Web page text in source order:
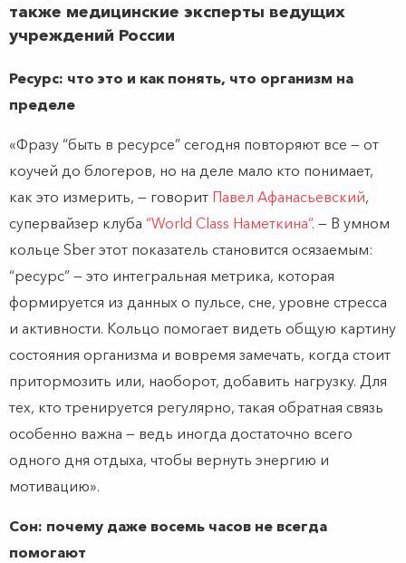
также медицинские эксперты ведущих
учреждений России
Ресурс: что это и как понять, что организм на
пределе
«Фразу “быть в ресурсе” сегодня повторяют все — от
коучей до блогеров, но на деле мало кто понимает,
как это измерить, — говорит Павел Афанасьевский,
супервайзер клуба “World Class Наметкина”. — В умном
кольце Sber этот показатель становится осязаемым:
“ресурс” — это интегральная метрика, которая
формируется из данных о пульсе, сне, уровне стресса
и активности. Кольцо помогает видеть общую картину
состояния организма и вовремя замечать, когда стоит
притормозить или, наоборот, добавить нагрузку. Для
тех, кто тренируется регулярно, такая обратная связь
особенно важна — ведь иногда достаточно всего
одного дня отдыха, чтобы вернуть энергию и
мотивацию».
Сон: почему даже восемь часов не всегда
помогают